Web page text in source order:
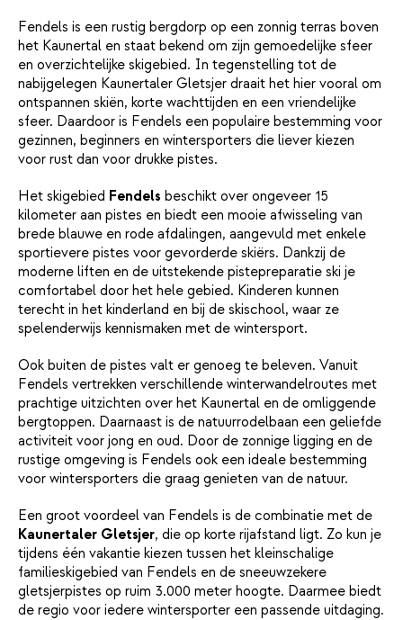
Fendels is een rustig bergdorp op een zonnig terras boven
het Kaunertal en staat bekend om zijn gemoedelijke sfeer
en overzichtelijke skigebied. In tegenstelling tot de
nabijgelegen Kaunertaler Gletsjer draait het hier vooral om
ontspannen skiën, korte wachttijden en een vriendelijke
sfeer. Daardoor is Fendels een populaire bestemming voor
gezinnen, beginners en wintersporters die liever kiezen
voor rust dan voor drukke pistes.
Het skigebied Fendels beschikt over ongeveer 15
kilometer aan pistes en biedt een mooie afwisseling van
brede blauwe en rode afdalingen, aangevuld met enkele
sportievere pistes voor gevorderde skiërs. Dankzij de
moderne liften en de uitstekende pistepreparatie ski je
comfortabel door het hele gebied. Kinderen kunnen
terecht in het kinderland en bij de skischool, waar ze
spelenderwijs kennismaken met de wintersport.
Ook buiten de pistes valt er genoeg te beleven. Vanuit
Fendels vertrekken verschillende winterwandelroutes met
prachtige uitzichten over het Kaunertal en de omliggende
bergtoppen. Daarnaast is de natuurrodelbaan een geliefde
activiteit voor jong en oud. Door de zonnige ligging en de
rustige omgeving is Fendels ook een ideale bestemming
voor wintersporters die graag genieten van de natuur.
Een groot voordeel van Fendels is de combinatie met de
Kaunertaler Gletsjer, die op korte rijafstand ligt. Zo kun je
tijdens één vakantie kiezen tussen het kleinschalige
familieskigebied van Fendels en de sneeuwzekere
gletsjerpistes op ruim 3.000 meter hoogte. Daarmee biedt
de regio voor iedere wintersporter een passende uitdaging.